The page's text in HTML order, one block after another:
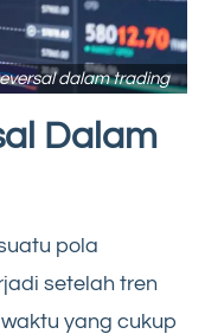
dalam trading
Dalam
pola
setelah tren
yang cukup